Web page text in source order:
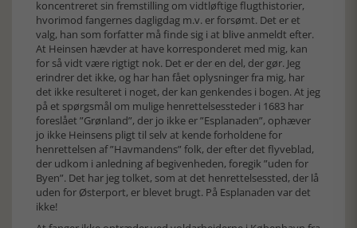
koncentreret sin fremstilling om vidtløftige flugthistorier,
hvorimod fangernes dagligdag m.v. er forsømt. Det er et
valg, han som forfatter må finde sig i at blive anmeldt efter.
At Heinsen hævder at have korresponderet med mig, kan
for så vidt være rigtigt nok. Det er der en del, der gør. Jeg
erindrer det ikke, og har han fået oplysninger fra mig, har
det ikke resulteret i noget, der kan genkendes i bogen. At jeg
på et spørgsmål om mulige henrettelsessteder i 1683 har
foreslået ”Grønland”, der jo ikke er ”Esplanaden”, ophæver
jo ikke Heinsens pligt til selv at kende forholdene for
henrettelsen af ”Havmandens” folk, der efter det flyveblad,
der udkom i anledning af begivenheden, foregik ”uden for
Byen”. Det har jeg tolket, som at det henrettelsessted, der lå
uden for Østerport, er blevet brugt. På Esplanaden var det
ikke!